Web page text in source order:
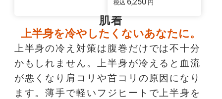
税込 6,250 円
肌着
上半身を冷やしたくないあなたに。
上半身の冷え対策は腹巻だけでは不十分
かもしれません。上半身が冷えると血流
が悪くなり肩コリや首コリの原因になり
ます。薄手で軽いフジヒートで上半身を